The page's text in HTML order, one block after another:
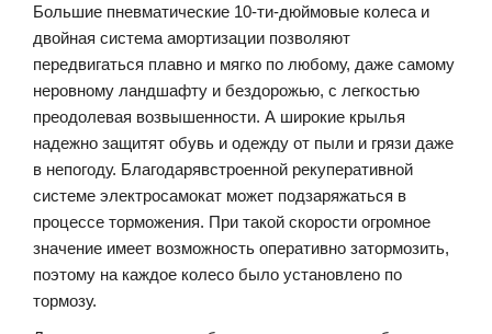
Большие пневматические 10-ти-дюймовые колеса и
двойная система амортизации позволяют
передвигаться плавно и мягко по любому, даже самому
неровному ландшафту и бездорожью, с легкостью
преодолевая возвышенности. А широкие крылья
надежно защитят обувь и одежду от пыли и грязи даже
в непогоду. Благодарявстроенной рекуперативной
системе электросамокат может подзаряжаться в
процессе торможения. При такой скорости огромное
значение имеет возможность оперативно затормозить,
поэтому на каждое колесо было установлено по
тормозу.